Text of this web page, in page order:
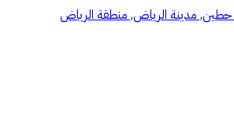
حطين, مدينة الرياض, منطقة الرياض